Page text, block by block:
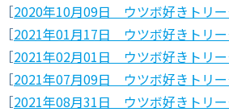
［2020年10月09日 ウツボ好きトリ
［2021年01月17日 ウツボ好きトリ
［2021年02月01日 ウツボ好きトリ
［2021年07月09日 ウツボ好きトリ
［2021年08月31日 ウツボ好きトリ